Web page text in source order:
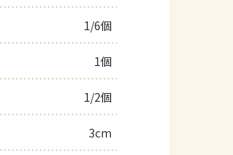
よくあるお問い合わせ
お買い物
1/6個
1個
1/2個
3cm